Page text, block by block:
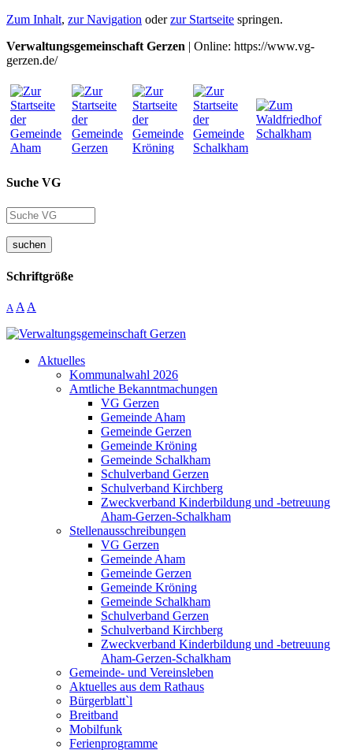
Zum Inhalt, zur Navigation oderzur Startseite springen.
Verwaltungsgemeinschaft Gerzen | Online: https://www.vg-
gerzen.de/
Suche VG
suchen
Schriftgröße
A A A
Aktuelles
Kommunalwahl 2026
Amtliche Bekanntmachungen
VG Gerzen
Gemeinde Aham
Gemeinde Gerzen
Gemeinde Kröning
Gemeinde Schalkham
Schulverband Gerzen
Schulverband Kirchberg
Zweckverband Kinderbildung und -betreuung
Aham-Gerzen-Schalkham
Stellenausschreibungen
VG Gerzen
Gemeinde Aham
Gemeinde Gerzen
Gemeinde Kröning
Gemeinde Schalkham
Schulverband Gerzen
Schulverband Kirchberg
Zweckverband Kinderbildung und -betreuung
Aham-Gerzen-Schalkham
Gemeinde- und Vereinsleben
Aktuelles aus dem Rathaus
Bürgerblatt`l
Breitband
Mobilfunk
Ferienprogramme